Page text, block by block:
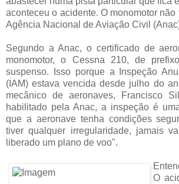
aconteceu o acidente. O monomotor
Agência Nacional de Aviação Civil
Segundo a Anac, o certificado de
monomotor, o Cessna 210, de
suspenso. Isso porque a Inspeção
(IAM) estava vencida desde julho do
mecânico de aeronaves, Francisco
habilitado pela Anac, a inspeção é
que a aeronave tenha condições
tiver qualquer irregularidade, jamais
liberado um plano de voo".
O